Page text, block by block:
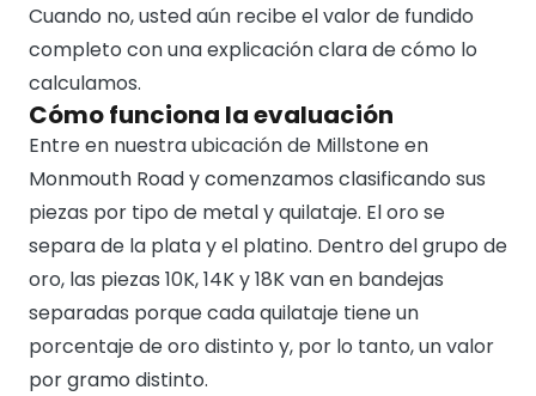
Cuando no, usted aún recibe el valor de fundido
completo con una explicación clara de cómo lo
calculamos.
Cómo funciona la evaluación
Entre en nuestra ubicación de Millstone en
Monmouth Road y comenzamos clasificando sus
piezas por tipo de metal y quilataje. El oro se
separa de la plata y el platino. Dentro del grupo de
oro, las piezas 10K, 14K y 18K van en bandejas
separadas porque cada quilataje tiene un
porcentaje de oro distinto y, por lo tanto, un valor
por gramo distinto.